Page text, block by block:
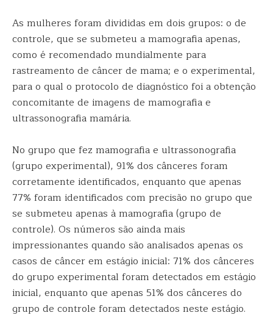
As mulheres foram divididas em dois grupos: o de
controle, que se submeteu a mamografia apenas,
como é recomendado mundialmente para
rastreamento de câncer de mama; e o experimental,
para o qual o protocolo de diagnóstico foi a obtenção
concomitante de imagens de mamografia e
ultrassonografia mamária.
No grupo que fez mamografia e ultrassonografia
(grupo experimental), 91% dos cânceres foram
corretamente identificados, enquanto que apenas
77% foram identificados com precisão no grupo que
se submeteu apenas à mamografia (grupo de
controle). Os números são ainda mais
impressionantes quando são analisados apenas os
casos de câncer em estágio inicial: 71% dos cânceres
do grupo experimental foram detectados em estágio
inicial, enquanto que apenas 51% dos cânceres do
grupo de controle foram detectados neste estágio.